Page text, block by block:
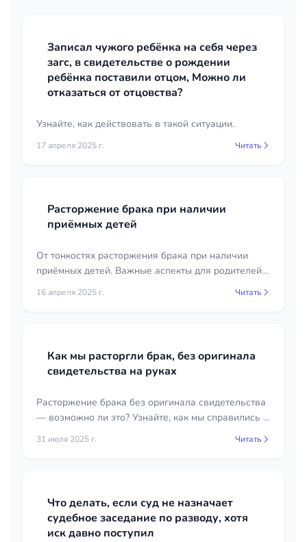
Записал чужого ребёнка на себя через
загс, в свидетельстве о рождении
ребёнка поставили отцом, Можно ли
отказаться от отцовства?
Узнайте, как действовать в такой ситуации.
17 апреля 2025 г. Читать
Расторжение брака при наличии
приёмных детей
От тонкостях расторжения брака при наличии
приёмных детей. Важные аспекты для родителей и
16 апреля 2025 г. Читать
Как мы расторгли брак, без оригинала
свидетельства на руках
Расторжение брака без оригинала свидетельства
— возможно ли это? Узнайте, как мы справились с
31 июля 2025 г. Читать
Что делать, если суд не назначает
судебное заседание по разводу, хотя
иск давно поступил